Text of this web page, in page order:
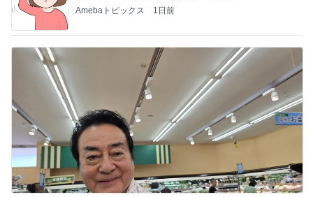
Amebaトピックス 1日前